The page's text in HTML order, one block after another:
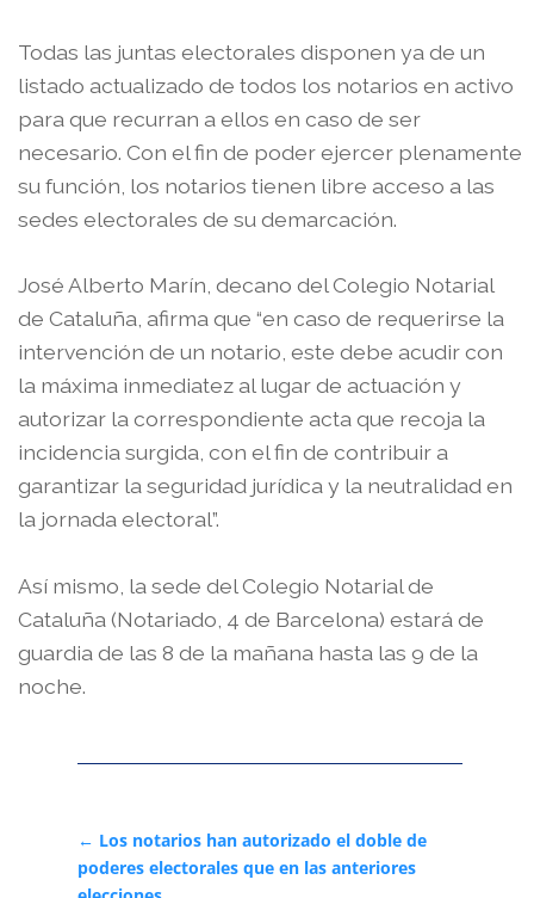
Todas las juntas electorales disponen ya de un
listado actualizado de todos los notarios en activo
para que recurran a ellos en caso de ser
necesario. Con el fin de poder ejercer plenamente
su función, los notarios tienen libre acceso a las
sedes electorales de su demarcación.
José Alberto Marín, decano del Colegio Notarial
de Cataluña, afirma que “en caso de requerirse la
intervención de un notario, este debe acudir con
la máxima inmediatez al lugar de actuación y
autorizar la correspondiente acta que recoja la
incidencia surgida, con el fin de contribuir a
garantizar la seguridad jurídica y la neutralidad en
la jornada electoral”.
Así mismo, la sede del Colegio Notarial de
Cataluña (Notariado, 4 de Barcelona) estará de
guardia de las 8 de la mañana hasta las 9 de la
noche.
← Los notarios han autorizado el doble de
poderes electorales que en las anteriores